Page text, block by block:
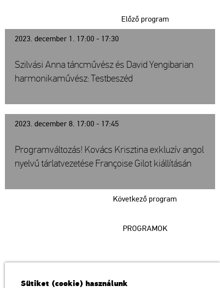
2023. december 1. 17:00 - 17:30
Előző program
Szilvási Anna táncművész és David Yengibarian
harmonikaművész: Testbeszéd
2023. december 8. 17:00 - 17:45
Következő program
Programváltozás! Kovács Krisztina exkluzív angol
nyelvű tárlatvezetése Françoise Gilot kiállításán
PROGRAMOK
Sütiket (cookie) használunk